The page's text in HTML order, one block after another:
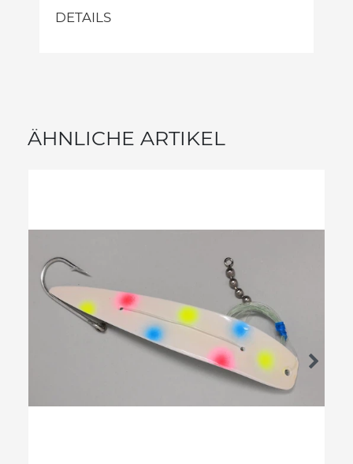
DETAILS
ÄHNLICHE ARTIKEL